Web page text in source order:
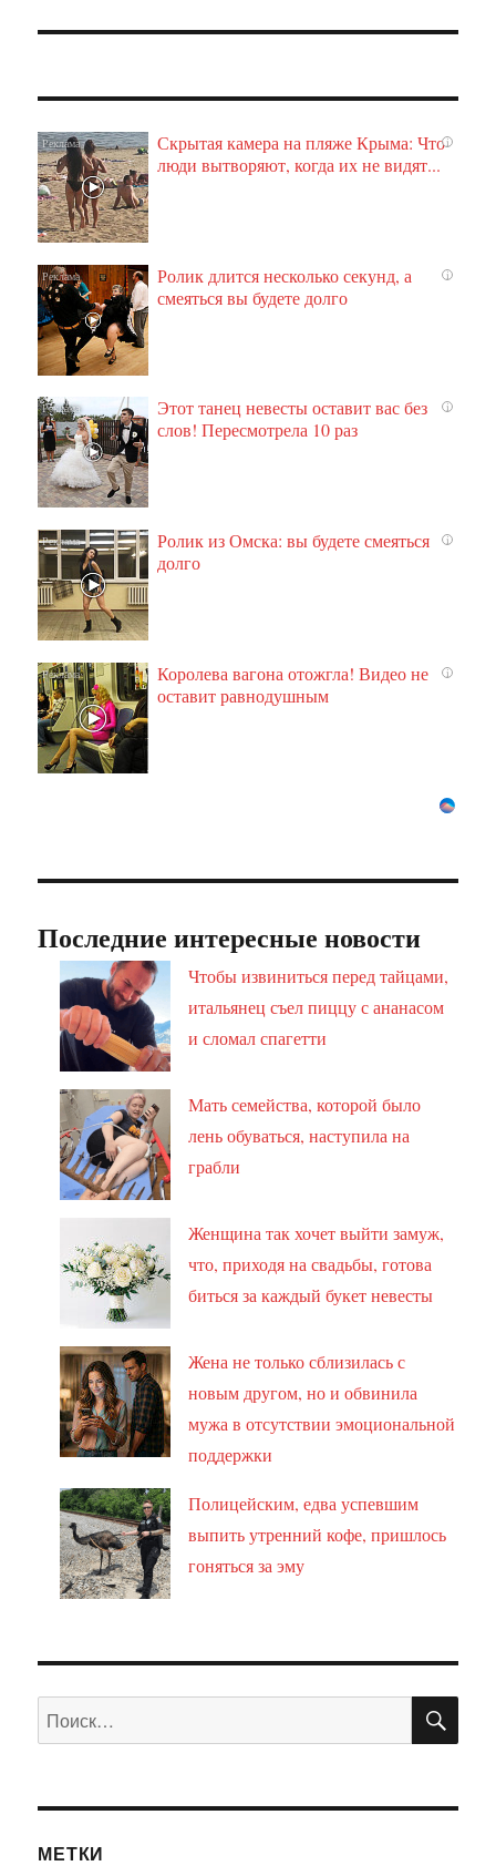
i
Скрытая камера на пляже Крыма: Что
люди вытворяют, когда их не видят...
i
Ролик длится несколько секунд, а
смеяться вы будете долго
i
Этот танец невесты оставит вас без
слов! Пересмотрела 10 раз
i
Ролик из Омска: вы будете смеяться
долго
i
Королева вагона отожгла! Видео не
оставит равнодушным
Последние интересные новости
Чтобы извиниться перед тайцами,
итальянец съел пиццу с ананасом
и сломал спагетти
Мать семейства, которой было
лень обуваться, наступила на
грабли
Женщина так хочет выйти замуж,
что, приходя на свадьбы, готова
биться за каждый букет невесты
Жена не только сблизилась с
новым другом, но и обвинила
мужа в отсутствии эмоциональной
поддержки
Полицейским, едва успевшим
выпить утренний кофе, пришлось
гоняться за эму
Искать:
МЕТКИ